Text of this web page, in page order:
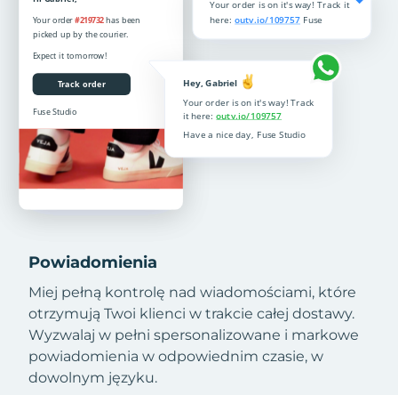
Powiadomienia
Miej pełną kontrolę nad wiadomościami, które
otrzymują Twoi klienci w trakcie całej dostawy.
Wyzwalaj w pełni spersonalizowane i markowe
powiadomienia w odpowiednim czasie, w
dowolnym języku.